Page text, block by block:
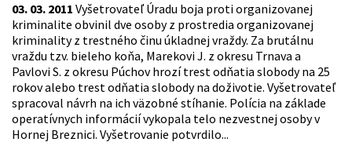
03. 03. 2011 Vyšetrovateľ Úradu boja proti organizovanej
kriminalite obvinil dve osoby z prostredia organizovanej
kriminality z trestného činu úkladnej vraždy. Za brutálnu
vraždu tzv. bieleho koňa, Marekovi J. z okresu Trnava a
Pavlovi S. z okresu Púchov hrozí trest odňatia slobody na 25
rokov alebo trest odňatia slobody na doživotie. Vyšetrovateľ
spracoval návrh na ich väzobné stíhanie. Polícia na základe
operatívnych informácií vykopala telo nezvestnej osoby v
Hornej Breznici. Vyšetrovanie potvrdilo...